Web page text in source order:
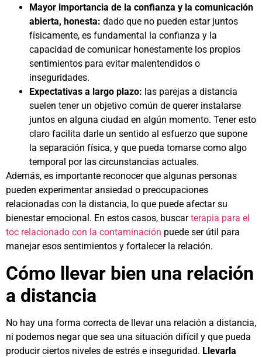
Mayor importancia de la confianza y la comunicación
abierta, honesta: dado que no pueden estar juntos
físicamente, es fundamental la confianza y la
capacidad de comunicar honestamente los propios
sentimientos para evitar malentendidos o
inseguridades.
Expectativas a largo plazo: las parejas a distancia
suelen tener un objetivo común de querer instalarse
juntos en alguna ciudad en algún momento. Tener esto
claro facilita darle un sentido al esfuerzo que supone
la separación física, y que pueda tomarse como algo
temporal por las circunstancias actuales.
Además, es importante reconocer que algunas personas
pueden experimentar ansiedad o preocupaciones
relacionadas con la distancia, lo que puede afectar su
bienestar emocional. En estos casos, buscarterapia para el
toc relacionado con la contaminación puede ser útil para
manejar esos sentimientos y fortalecer la relación.
Cómo llevar bien una relación
a distancia
No hay una forma correcta de llevar una relación a distancia,
ni podemos negar que sea una situación difícil y que pueda
producir ciertos niveles de estrés e inseguridad. Llevarla